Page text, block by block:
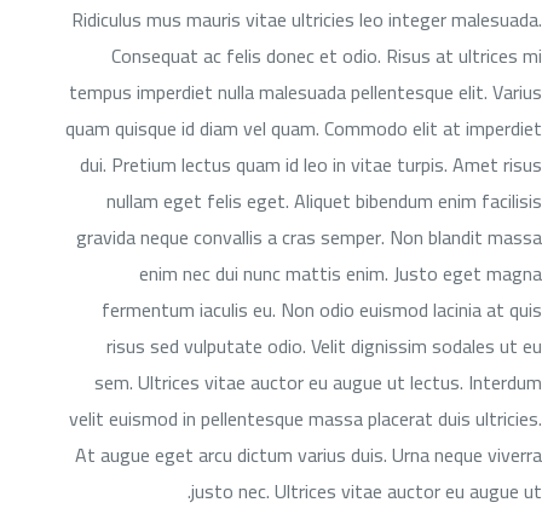
Ridiculus mus mauris vitae ultricies leo integer malesuada.
Consequat ac felis donec et odio. Risus at ultrices mi
tempus imperdiet nulla malesuada pellentesque elit. Varius
quam quisque id diam vel quam. Commodo elit at imperdiet
dui. Pretium lectus quam id leo in vitae turpis. Amet risus
nullam eget felis eget. Aliquet bibendum enim facilisis
gravida neque convallis a cras semper. Non blandit massa
enim nec dui nunc mattis enim. Justo eget magna
fermentum iaculis eu. Non odio euismod lacinia at quis
risus sed vulputate odio. Velit dignissim sodales ut eu
sem. Ultrices vitae auctor eu augue ut lectus. Interdum
velit euismod in pellentesque massa placerat duis ultricies.
At augue eget arcu dictum varius duis. Urna neque viverra
justo nec. Ultrices vitae auctor eu augue ut.